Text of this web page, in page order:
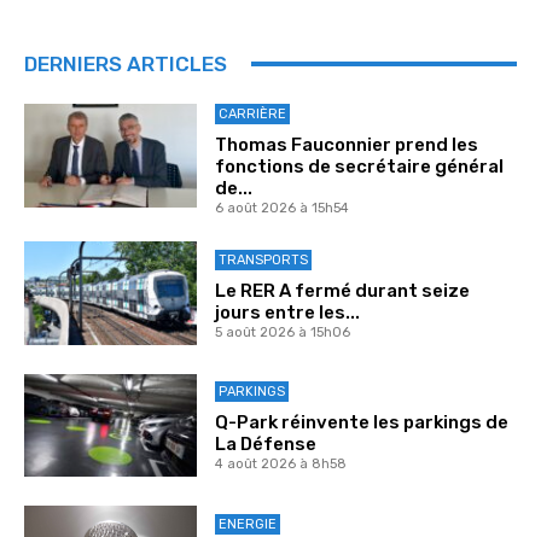
DERNIERS ARTICLES
CARRIÈRE
Thomas Fauconnier prend les
fonctions de secrétaire général
de...
6 août 2026 à 15h54
TRANSPORTS
Le RER A fermé durant seize
jours entre les...
5 août 2026 à 15h06
PARKINGS
Q-Park réinvente les parkings de
La Défense
4 août 2026 à 8h58
ENERGIE